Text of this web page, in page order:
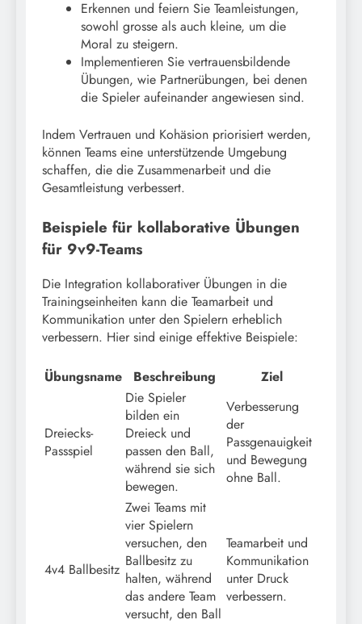
Erkennen und feiern Sie Teamleistungen,
sowohl grosse als auch kleine, um die
Moral zu steigern.
Implementieren Sie vertrauensbildende
Übungen, wie Partnerübungen, bei denen
die Spieler aufeinander angewiesen sind.
Indem Vertrauen und Kohäsion priorisiert werden,
können Teams eine unterstützende Umgebung
schaffen, die die Zusammenarbeit und die
Gesamtleistung verbessert.
Beispiele für kollaborative Übungen
für 9v9-Teams
Die Integration kollaborativer Übungen in die
Trainingseinheiten kann die Teamarbeit und
Kommunikation unter den Spielern erheblich
verbessern. Hier sind einige effektive Beispiele:
Übungsname Beschreibung Ziel
Dreiecks-
Passspiel
Die Spieler
bilden ein
Dreieck und
passen den Ball,
während sie sich
bewegen.
Verbesserung
der
Passgenauigkeit
und Bewegung
ohne Ball.
4v4 Ballbesitz
Zwei Teams mit
vier Spielern
versuchen, den
Ballbesitz zu
halten, während
das andere Team
versucht, den Ball
Teamarbeit und
Kommunikation
unter Druck
verbessern.